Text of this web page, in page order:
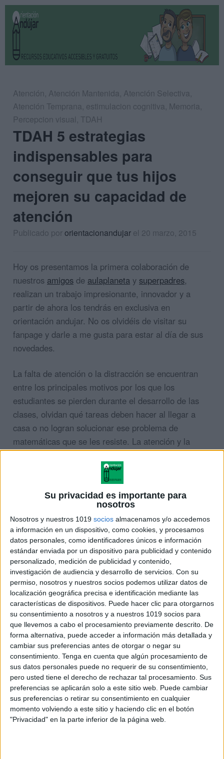
Su privacidad es importante para
nosotros
Nosotros y nuestros 1019 socios almacenamos y/o accedemos
a información en un dispositivo, como cookies, y procesamos
datos personales, como identificadores únicos e información
estándar enviada por un dispositivo para publicidad y contenido
personalizado, medición de publicidad y contenido,
investigación de audiencia y desarrollo de servicios. Con su
permiso, nosotros y nuestros socios podemos utilizar datos de
localización geográfica precisa e identificación mediante las
características de dispositivos. Puede hacer clic para otorgarnos
su consentimiento a nosotros y a nuestros 1019 socios para
que llevemos a cabo el procesamiento previamente descrito. De
forma alternativa, puede acceder a información más detallada y
cambiar sus preferencias antes de otorgar o negar su
consentimiento. Tenga en cuenta que algún procesamiento de
sus datos personales puede no requerir de su consentimiento,
pero usted tiene el derecho de rechazar tal procesamiento. Sus
preferencias se aplicarán solo a este sitio web. Puede cambiar
sus preferencias o retirar su consentimiento en cualquier
momento volviendo a este sitio y haciendo clic en el botón
"Privacidad" en la parte inferior de la página web.
Atención, Atención Mantenida, Atención Selectiva,
Atención Temprana, estimulacion cognitiva, Memoria,
Percepcion visual, TDAH
TDAH 5 estrategias
indispensables para
conseguir que tus hijos
mejoren su capacidad de
atención
Publicado pororientacionandujar el 20 marzo, 2015
Hoy os presentamos la primera colaboración de
nuestros amigos de aulaplaneta y superpadres,
realizan un trabajo impresionante, innovador y a
partir de ahora los tendrás en exclusiva en
orientación andujar. No os olvidéis de visitar su
fanpage y darle a me gusta para estar al día de sus
novedades.
La falta de atención o la distracción se encuentran
entre los principales motivos por los que los
estudiantes se pierden durante el desarrollo de las
clases, olvidan qué tareas deben hacer al llegar a
casa o no logran solucionar ese problema de
matemáticas que se les resiste. La atención y la
capacidad de concentración influyen de forma
determinante en la comprensión y asimilación de los
contenidos y también en los resultados académicos,
por lo que es fundamental que aprendas a
desarrollarlas en tus hijos. Te damos algunas claves
para conseguirlo.
¿A
QUÉ SE DEBE LA TENDENCIA A
DISTRACCIÓN?